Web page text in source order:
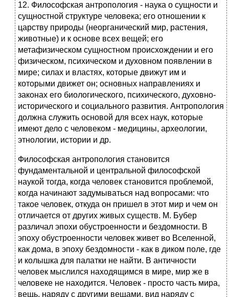
12. Философская антропология - наука о сущности и
сущностной структуре человека; его отношении к
царству природы (неорганический мир, растения,
животные) и к основе всех вещей; его
метафизическом сущностном происхождении и его
физическом, психическом и духовном появлении в
мире; силах и властях, которые движут им и
которыми движет он; основных направлениях и
законах его биологического, психического, духовно-
исторического и социального развития. Антропология
должна служить основой для всех наук, которые
имеют дело с человеком - медицины, археологии,
этнологии, истории и др.
Философская антропология становится
фундаментальной и центральной философской
наукой тогда, когда человек становится проблемой,
когда начинают задумываться над вопросами: что
такое человек, откуда он пришел в этот мир и чем он
отличается от других живых существ. М. Бубер
различал эпохи обустроенности и бездомности. В
эпоху обустроенности человек живет во Вселенной,
как дома, в эпоху бездомности - как в диком поле, где
и колышка для палатки не найти. В античности
человек мыслился находящимся в мире, мир же в
человеке не находится. Человек - просто часть мира,
вещь, наряду с другими вещами, вид наряду с